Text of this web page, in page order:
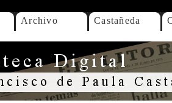
Archivo Castañeda